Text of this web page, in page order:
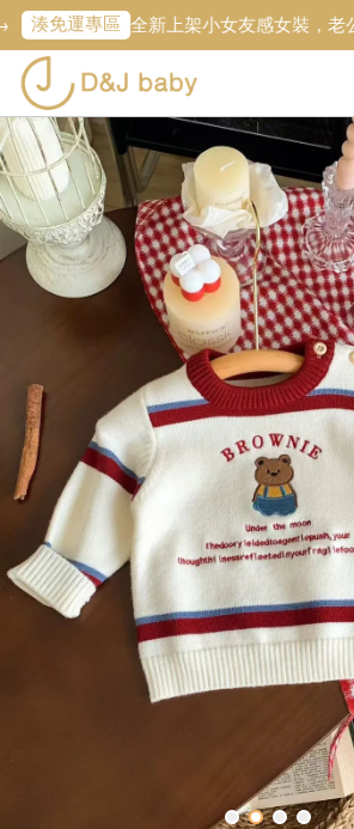
區 全新上架小女友感女裝，老公最愛 →